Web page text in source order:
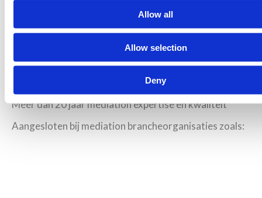
Allow all
Allow selection
Deny
Meer dan 20 jaar mediation expertise en kwaliteit
Aangesloten bij mediation brancheorganisaties zoals: